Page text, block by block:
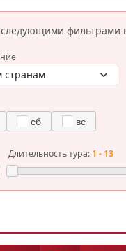
следующими фильтрами
сб вс
Длительность тура: 1 - 13